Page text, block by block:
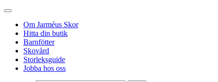
Om Jarméus Skor
Hitta din butik
Barnfötter
Skovård
Storleksguide
Jobba hos oss